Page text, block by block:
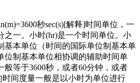
秒sec(s)[解释]时间单位，一
之一。小时(hr)是一个时间单位。小
基本单位（时间的国际单位制基本单
位制基本单位相协调的辅助时间单
般等于3600秒，或者60分钟，或者
时间度量一般是以小时为单位进行